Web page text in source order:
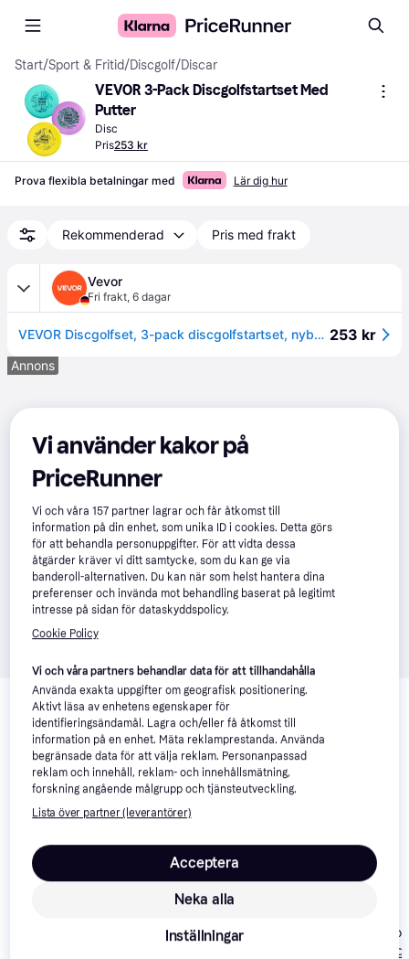
Start/Sport & Fritid/Discgolf/Discar
VEVOR 3-Pack Discgolfstartset Med
Putter
Disc
Pris253 kr
Prova flexibla betalningar med Lär dig hur
Rekommenderad Pris med frakt
Vevor
Fri frakt, 6 dagar
VEVOR Discgolfset, 3-pack discgolfstartset, nybörjare flygande discs för helkroppsstyrketräning, med putter, mellanregister, driver, PDGA-godkänd, för utomhusbruk, bakgård, gräsmatta, strand och park 253 kr
Annons
Relaterade produkter
Vi har plockat fram ett urval av produkter som kanske skulle
intressera dig. Visa alla
Populär
Yikun Disc
Kits 150-160g
Vi använder kakor på
PriceRunner
Vi och våra157 partner lagrar och får åtkomst till
information på din enhet, som unika ID i cookies. Detta görs
för att behandla personuppgifter. För att vidta dessa
åtgärder kräver vi ditt samtycke, som du kan ge via
banderoll-alternativen. Du kan när som helst hantera dina
preferenser och invända mot behandling baserat på legitimt
intresse på sidan för dataskyddspolicy.
Cookie Policy
Vi och våra partners behandlar data för att tillhandahålla
Använda exakta uppgifter om geografisk positionering.
Aktivt läsa av enhetens egenskaper för
identifieringsändamål. Lagra och/eller få åtkomst till
information på en enhet. Mäta reklamprestanda. Använda
begränsade data för att välja reklam. Personanpassad
reklam och innehåll, reklam- och innehållsmätning,
forskning angående målgrupp och tjänsteutveckling.
Lista över partner (leverantörer)
Neka alla
Acceptera
Inställningar